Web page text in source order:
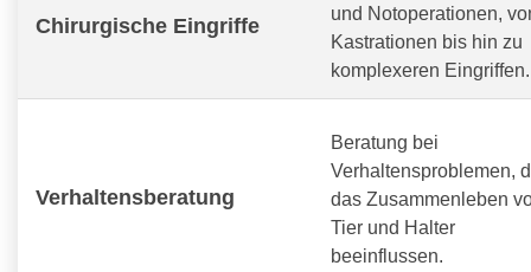
Chirurgische Eingriffe
und Notoperationen,
Kastrationen bis hin zu
komplexeren Eingriffen.
Verhaltensberatung
Beratung bei
Verhaltensproblemen,
das Zusammenleben
Tier und Halter
beeinflussen.